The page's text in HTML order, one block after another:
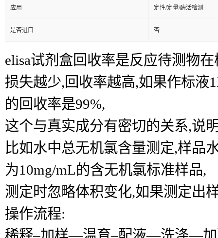
应用 定性/定量/酶活检测
是否进口 否
elisa试剂盒回收率是反应待测物
损失越少,回收率越高,如果作标液
的回收率是99%,
这个与真实成分有密切的关系,说
比如水中总无机氯含量测定,样品
为10mg/mL的含无机氯标准样品,
测定时忽略体积变化,如果测定出
操作流程: